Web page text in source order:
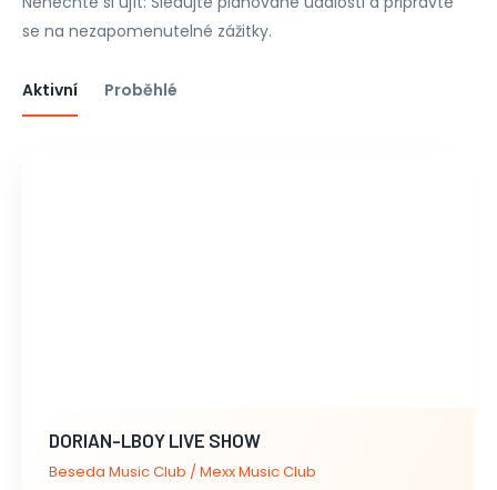
se na nezapomenutelné zážitky.
Aktivní Proběhlé
DORIAN-LBOY LIVE SHOW
Beseda Music Club / Mexx Music Club